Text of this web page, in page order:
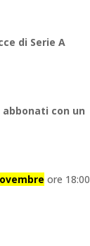
di Serie A
con un
ore 18:00